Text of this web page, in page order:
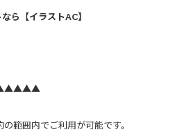
ら【イラストAC】
範囲内でご利用が可能です。